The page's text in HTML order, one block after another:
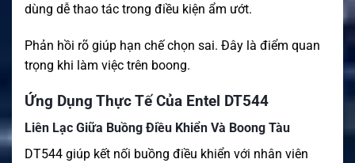
dùng dễ thao tác trong điều kiện ẩm ướt.
Phản hồi rõ giúp hạn chế chọn sai. Đây là điểm quan
trọng khi làm việc trên boong.
Ứng Dụng Thực Tế Của Entel DT544
Liên Lạc Giữa Buồng Điều Khiển Và Boong Tàu
DT544 giúp kết nối buồng điều khiển với nhân viên